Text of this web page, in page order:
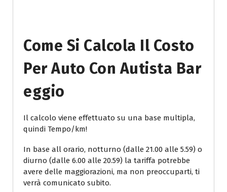
Come Si Calcola Il Costo
Per Auto Con Autista Bar
Eggio
Il calcolo viene effettuato su una base multipla,
quindi Tempo/km!
In base all orario, notturno (dalle 21.00 alle 5.59) o
diurno (dalle 6.00 alle 20.59) la tariffa potrebbe
avere delle maggiorazioni, ma non preoccuparti, ti
verrà comunicato subito.